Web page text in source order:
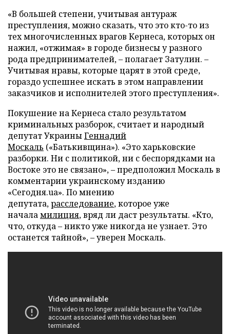
«В большей степени, учитывая антураж
преступления, можно сказать, что это кто-то из
тех многочисленных врагов Кернеса, которых он
нажил, «отжимая» в городе бизнесы у разного
рода предпринимателей,–полагает Затулин. –
Учитывая нравы, которые царят в этой среде,
гораздо успешнее искать в этом направлении
заказчиков и исполнителей этого преступления».
Покушение на Кернеса стало результатом
криминальных разборок, считает и народный
депутат УкраиныГеннадий
Москаль («Батькивщина»). «Это харьковские
разборки. Ни с политикой, ни с беспорядками на
Востоке это не связано»,–предположил Москаль в
комментарии украинскому изданию
«Сегодня.ua». По мнению
депутата,расследование, которое уже
началамилиция, вряд ли даст результаты. «Кто,
что, откуда – никто уже никогда не узнает. Это
останется тайной»,–уверен Москаль.